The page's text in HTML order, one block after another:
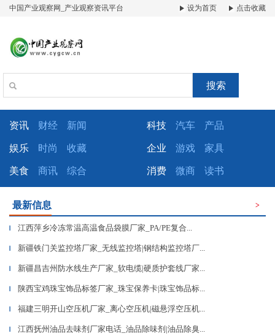
中国产业观察网_产业观察资讯平台 设为首页 点击收藏
搜索
资讯 财经 新闻 科技 汽车 产品
娱乐 时尚 收藏 企业 游戏 家具
美食 商讯 综合 消费 微商 读书
最新信息 >
▎ 江西萍乡冷冻常温高温食品袋膜厂家_PA/PE复合...
▎ 新疆铁门关监控塔厂家_无线监控塔|钢结构监控塔厂...
▎ 新疆昌吉州防水线生产厂家_软电缆|硬质护套线厂家...
▎ 陕西宝鸡珠宝饰品标签厂家_珠宝保养卡|珠宝饰品标...
▎ 福建三明开山空压机厂家_离心空压机|磁悬浮空压机...
▎ 江西抚州油品去味剂厂家电话_油品除味剂|油品除臭...